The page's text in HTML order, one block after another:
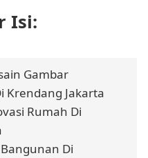
Isi:
Gambar
Krendang Jakarta
Rumah Di
Di